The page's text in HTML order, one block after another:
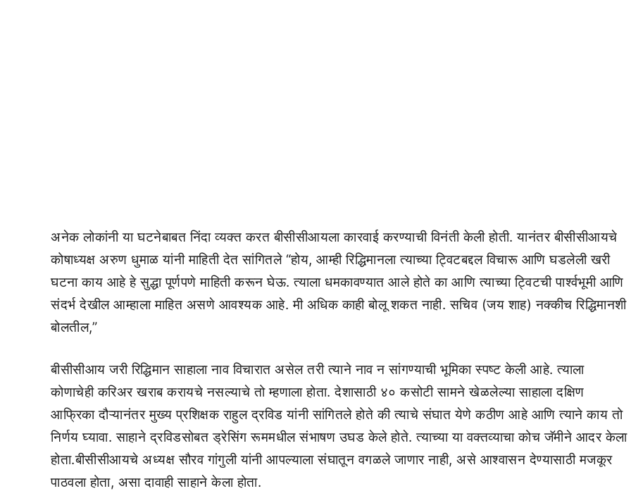
अनेक लोकांनी या घटनेबाबत निंदा व्यक्त करत बीसीसीआयला कारवाई करण्याची विनंती केली होती. यानंतर बीसीसीआयचे
कोषाध्यक्ष अरुण धुमाळ यांनी माहिती देत सांगितले “होय, आम्ही रिद्धिमानला त्याच्या ट्विटबद्दल विचारू आणि घडलेली खरी
घटना काय आहे हे सुद्धा पूर्णपणे माहिती करून घेऊ. त्याला धमकावण्यात आले होते का आणि त्याच्या ट्विटची पार्श्वभूमी आणि
संदर्भ देखील आम्हाला माहित असणे आवश्यक आहे. मी अधिक काही बोलू शकत नाही. सचिव (जय शाह) नक्कीच रिद्धिमानशी
बोलतील,”
बीसीसीआय जरी रिद्धिमान साहाला नाव विचारात असेल तरी त्याने नाव न सांगण्याची भूमिका स्पष्ट केली आहे. त्याला
कोणाचेही करिअर खराब करायचे नसल्याचे तो म्हणाला होता. देशासाठी ४० कसोटी सामने खेळलेल्या साहाला दक्षिण
आफ्रिका दौऱ्यानंतर मुख्य प्रशिक्षक राहुल द्रविड यांनी सांगितले होते की त्याचे संघात येणे कठीण आहे आणि त्याने काय तो
निर्णय घ्यावा. साहाने द्रविडसोबत ड्रेसिंग रूममधील संभाषण उघड केले होते. त्याच्या या वक्तव्याचा कोच जॅमीने आदर केला
होता.बीसीसीआयचे अध्यक्ष सौरव गांगुली यांनी आपल्याला संघातून वगळले जाणार नाही, असे आश्वासन देण्यासाठी मजकूर
पाठवला होता, असा दावाही साहाने केला होता.